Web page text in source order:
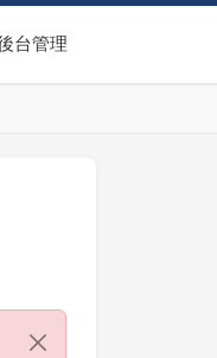
台管理